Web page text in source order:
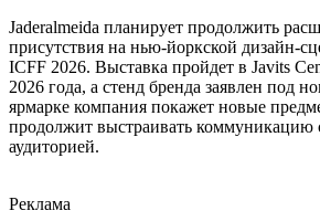
Jaderalmeida планирует продолжить
присутствия на нью-йоркской дизайн-
ICFF 2026. Выставка пройдет в Javits
2026 года, а стенд бренда заявлен под
ярмарке компания покажет новые
продолжит выстраивать коммуникацию
аудиторией.
Реклама